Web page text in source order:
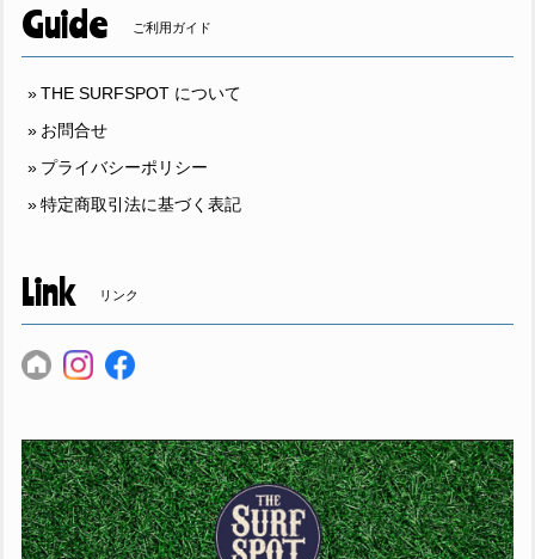
Guide ご利用ガイド
THE SURFSPOT について
お問合せ
プライバシーポリシー
特定商取引法に基づく表記
Link リンク